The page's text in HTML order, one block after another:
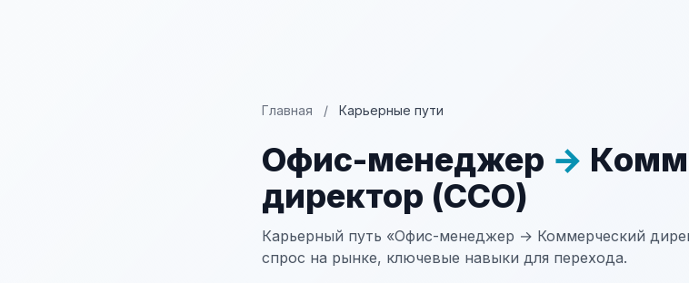
Главная / Карьерные пути
Офис-менеджер →
директор (CCO)
Карьерный путь «Офис-менеджер → Коммерческий
спрос на рынке, ключевые навыки для перехода.